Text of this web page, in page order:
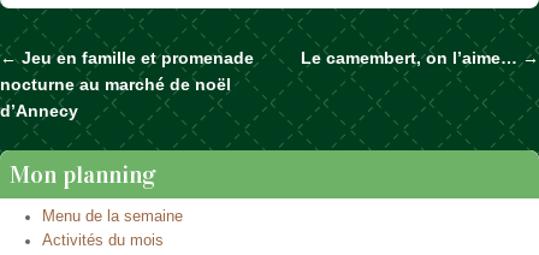
Naviguer dans les articles
←Jeu en famille et promenade
nocturne au marché de noël
d’Annecy
Le camembert, on l’aime… →
Mon planning
Menu de la semaine
Activités du mois